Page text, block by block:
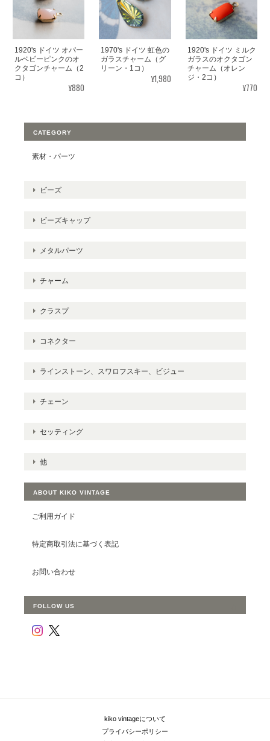
1920's ドイツ オパー
ルベビーピンクのオ
クタゴンチャーム（2
コ）
¥880
1970's ドイツ 虹色の
ガラスチャーム（グ
リーン・1コ）
¥1,980
1920's ドイツ ミルク
ガラスのオクタゴン
チャーム（オレン
ジ・2コ）
¥770
CATEGORY
素材・パーツ
ビーズ
ビーズキャップ
メタルパーツ
チャーム
クラスプ
コネクター
ラインストーン、スワロフスキー、ビジュー
チェーン
セッティング
他
ABOUT KIKO VINTAGE
ご利用ガイド
特定商取引法に基づく表記
お問い合わせ
FOLLOW US
kiko vintageについて
プライバシーポリシー